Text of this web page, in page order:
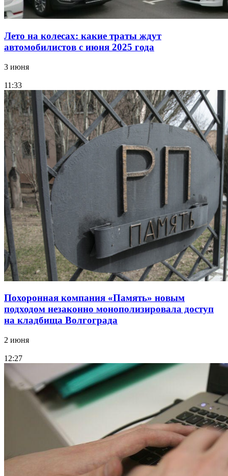
Лето на колесах: какие траты ждут
автомобилистов с июня 2025 года
3 июня
11:33
Похоронная компания «Память» новым
подходом незаконно монополизировала доступ
на кладбища Волгограда
2 июня
12:27